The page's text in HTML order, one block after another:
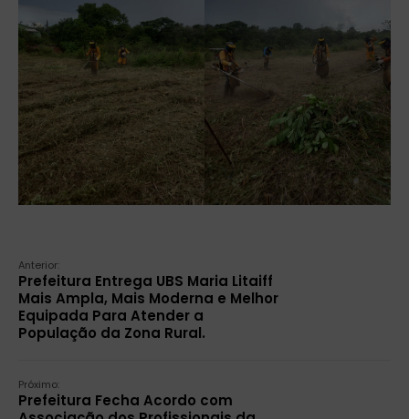
Anterior:
Prefeitura Entrega UBS Maria Litaiff
Mais Ampla, Mais Moderna e Melhor
Equipada Para Atender a
População da Zona Rural.
Próximo:
Prefeitura Fecha Acordo com